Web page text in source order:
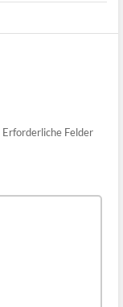
Erforderliche Felder